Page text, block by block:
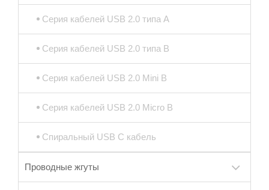
Серия кабелей USB 2.0 типа A
Серия кабелей USB 2.0 типа B
Серия кабелей USB 2.0 Mini B
Серия кабелей USB 2.0 Micro B
Спиральный USB C кабель
Проводные жгуты